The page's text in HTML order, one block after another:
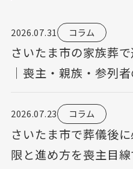
2026.07.31 コラム
さいたま市の家族葬
｜喪主・親族・参列
2026.07.23 コラム
さいたま市で葬儀後
限と進め方を喪主目